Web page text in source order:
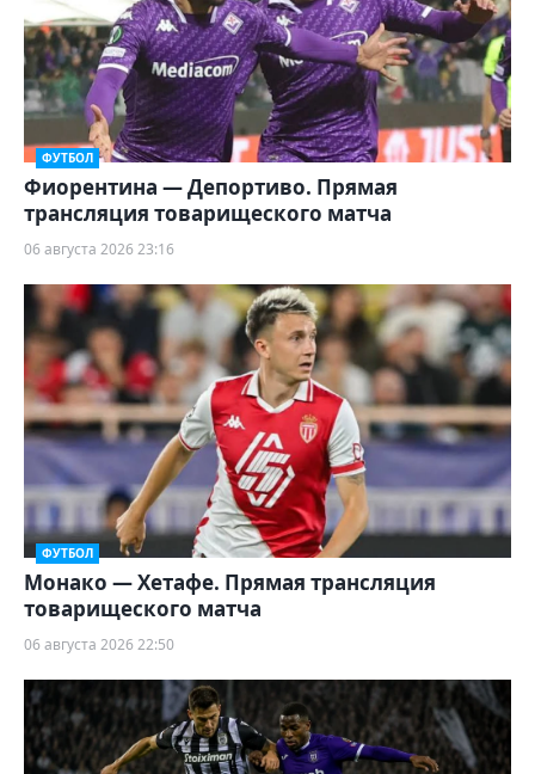
ФУТБОЛ
Фиорентина — Депортиво. Прямая
трансляция товарищеского матча
06 августа 2026 23:16
ФУТБОЛ
Монако — Хетафе. Прямая трансляция
товарищеского матча
06 августа 2026 22:50